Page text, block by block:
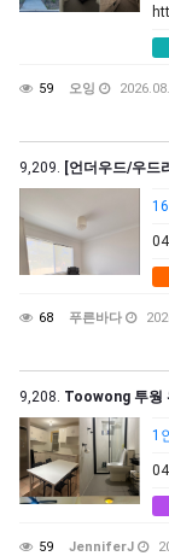
59 오잉
9,209. [언더우드/우드
68 푸른바다
9,208. Toowong 투웡 위치
1
59 JenniferJ